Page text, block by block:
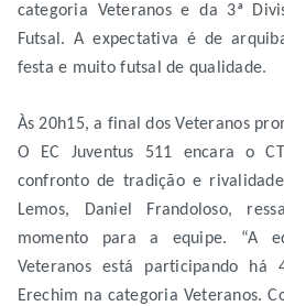
categoria Veteranos e da 3ª
Futsal. A expectativa é de
festa e muito futsal de qualidade.
Às 20h15, a final dos Veteranos
O EC Juventus 511 encara o
confronto de tradição e
Lemos, Daniel Frandoloso,
momento para a equipe. “A
Veteranos está participando
Erechim na categoria Veteranos.